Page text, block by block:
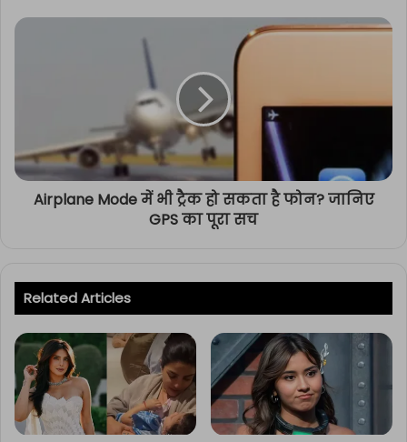
Airplane Mode में भी ट्रैक हो सकता है फोन? जानिए
GPS का पूरा सच
Related Articles